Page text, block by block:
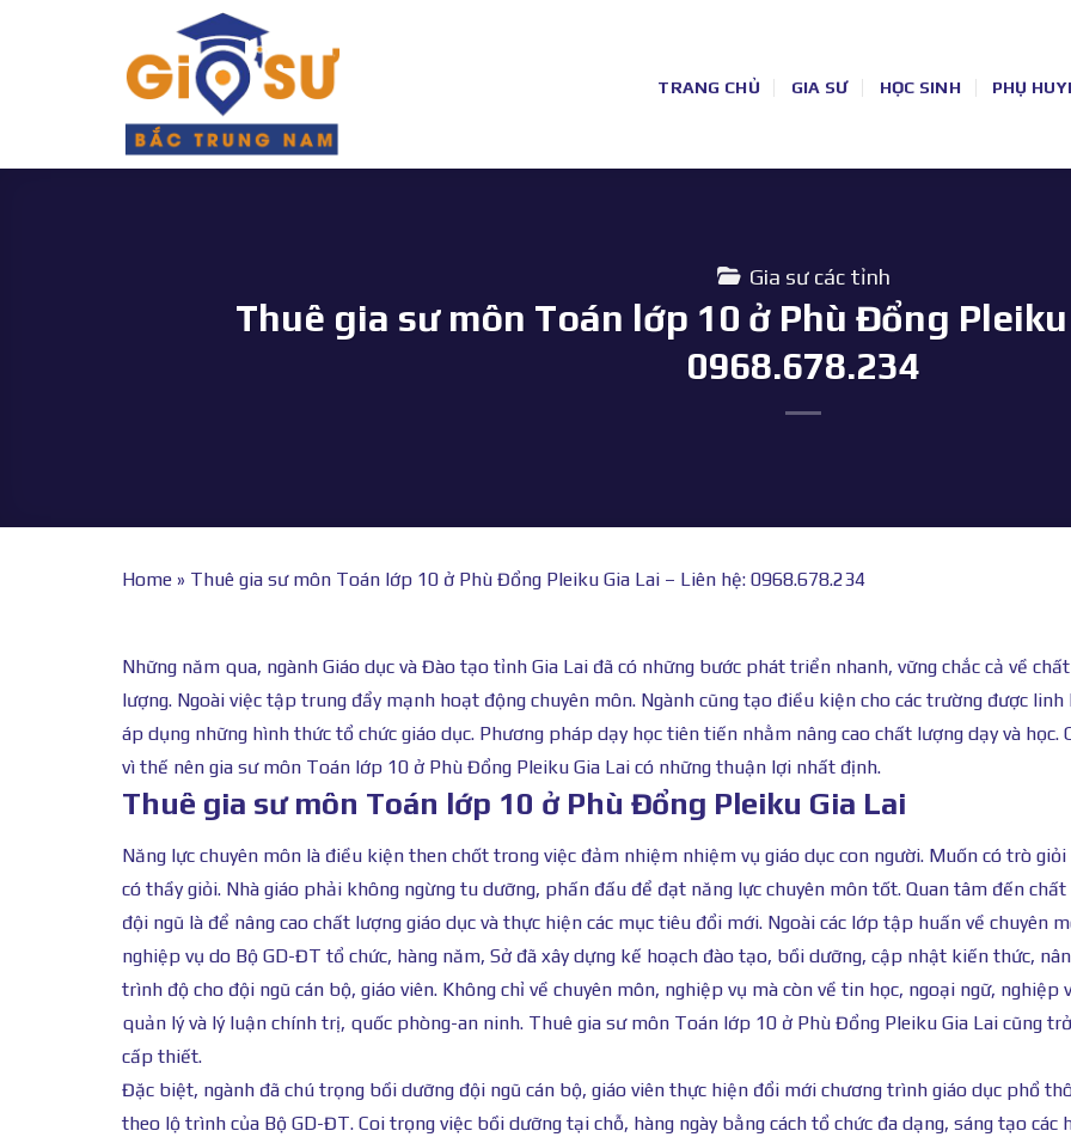
TRANG CHỦ GIA SƯ HỌC SINH PHỤ
Gia sư các tỉnh
Thuê gia sư môn Toán lớp 10 ở Phù Đổng
0968.678.234
Home » Thuê gia sư môn Toán lớp 10 ở Phù Đổng Pleiku Gia Lai – Liên hệ: 0968.678.234
Những năm qua, ngành Giáo dục và Đào tạo tỉnh Gia Lai đã có những bước phát triển nhanh, vững chắc cả về
lượng. Ngoài việc tập trung đẩy mạnh hoạt động chuyên môn. Ngành cũng tạo điều kiện cho các trường được linh
áp dụng những hình thức tổ chức giáo dục. Phương pháp dạy học tiên tiến nhằm nâng cao chất lượng dạy và học.
vì thế nên gia sư môn Toán lớp 10 ở Phù Đổng Pleiku Gia Lai có những thuận lợi nhất định.
Thuê gia sư môn Toán lớp 10 ở Phù Đổng Pleiku Gia Lai
Năng lực chuyên môn là điều kiện then chốt trong việc đảm nhiệm nhiệm vụ giáo dục con người. Muốn có trò
có thầy giỏi. Nhà giáo phải không ngừng tu dưỡng, phấn đấu để đạt năng lực chuyên môn tốt. Quan tâm đến chất
đội ngũ là để nâng cao chất lượng giáo dục và thực hiện các mục tiêu đổi mới. Ngoài các lớp tập huấn về chuyên
nghiệp vụ do Bộ GD-ĐT tổ chức, hàng năm, Sở đã xây dựng kế hoạch đào tạo, bồi dưỡng, cập nhật kiến thức,
trình độ cho đội ngũ cán bộ, giáo viên. Không chỉ về chuyên môn, nghiệp vụ mà còn về tin học, ngoại ngữ, nghiệp
quản lý và lý luận chính trị, quốc phòng-an ninh. Thuê gia sư môn Toán lớp 10 ở Phù Đổng Pleiku Gia Lai cũng
cấp thiết.
Đặc biệt, ngành đã chú trọng bồi dưỡng đội ngũ cán bộ, giáo viên thực hiện đổi mới chương trình giáo dục phổ
theo lộ trình của Bộ GD-ĐT. Coi trọng việc bồi dưỡng tại chỗ, hàng ngày bằng cách tổ chức đa dạng, sáng tạo các